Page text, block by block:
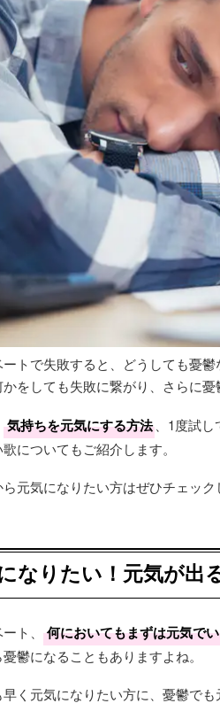
トで失敗すると、どうしても憂
をしても失敗に繋がり、さらに憂
気持ちを元気にする方法 、1度試
についてもご紹介します。
元気になりたい方はぜひチェック
なりたい！元気が出
ト、 何においてもまずは元気で
鬱になることもありますよね。
く元気になりたい方に、憂鬱で